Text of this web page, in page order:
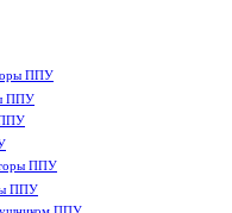
ППУ
ППУ